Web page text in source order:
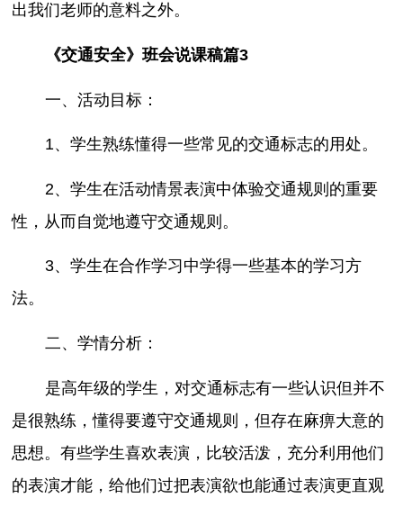
出我们老师的意料之外。
《交通安全》班会说课稿篇3
一、活动目标：
1、学生熟练懂得一些常见的交通标志的用处。
2、学生在活动情景表演中体验交通规则的重要
性，从而自觉地遵守交通规则。
3、学生在合作学习中学得一些基本的学习方
法。
二、学情分析：
是高年级的学生，对交通标志有一些认识但并不
是很熟练，懂得要遵守交通规则，但存在麻痹大意的
思想。有些学生喜欢表演，比较活泼，充分利用他们
的表演才能，给他们过把表演欲也能通过表演更直观